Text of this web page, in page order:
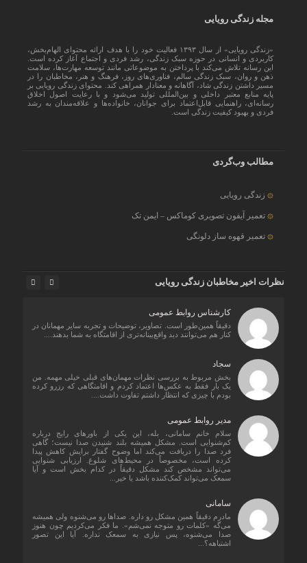
مجله زندگی رویایی
«زندگی رویایی» از سال ۱۳۹۳ فعالیت خود را با هدف ارائه محتوای الهام‌بخش،
کاربردی و انسانی در حوزه سبک زندگی، رشد فردی و اجتماع آغاز کرده است.
این رسانه تلاش می‌کند با پرداختن به موضوعاتی مانند توسعه مهارت‌ها، سلامت
ذهن و روان، سبک زندگی سالم، فناوری‌های روز، فرهنگ و هنر، مخاطبان را در
مسیر داشتن زندگی شاد، آگاهانه و معنادار همراهی کند. محتوای زندگی رویایی بر
پایه منابع معتبر داخلی و بین‌المللی تولید می‌شود و با رعایت اصول اخلاق
رسانه‌ای، راهنمایی قابل‌اعتماد برای جوانان، خانواده‌ها و علاقه‌مندان به رشد
فردی و بهبود کیفیت زندگی است.
مطالب وب‌گردی
زندگی رویایی
تعمیر آیفون تصویری کوماکس – ایمن تک
تعمیر قهوه ساز دلونگی
نظرات اخیر مخاطبان زندگی رویایی
کارشناس روابط عمومی
دقیقاً همین‌طور است. تصاویر، توضیحات و تجربه سایر مهمانان در
کنار هم می‌توانند دید واقع‌بینانه‌تری از اقامتگاه به شما بدهند....
سجاد
بخش مربوط به بررسی نظرات مهمان‌های قبلی خیلی مهمه. من
یک بار فقط به عکس‌ها اعتماد کردم و اقامتگاهی که رزرو کرده
بودم با چیزی که انتظار داشتم تفاوت داشت....
مدیر روابط عمومی
سلام خانم سامانی، بله، این یکی از باورهای رایج درباره
کم‌شنوایی است. مشکل همیشه بلند شنیدن صدا نیست؛ گاهی
فرد صدا را دریافت می‌کند اما وضوح گفتار برایش کاهش پیدا
کرده است، مخصوصاً در محیط‌های شلوغ. ارزیابی شنوایی
می‌تواند مشخص کند مشکل دقیقاً در کدام بخش است و آیا
سمعک می‌تواند کمک‌کننده باشد یا خیر...
سامانی
مادرم دقیقاً همین مشکل رو داره. صداها رو می‌شنوه ولی همیشه
می‌گه «کلمات رو متوجه نمی‌شم». ما فکر می‌کردیم چون هنوز
صدا می‌شنوه، پس نیازی به سمعک نداره. آیا این تصور
اشتباهه؟...